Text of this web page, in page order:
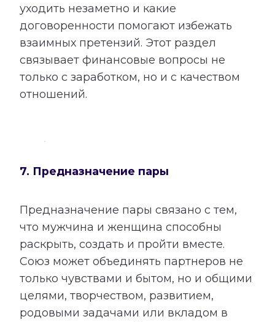
уходить незаметно и какие
договоренности помогают избежать
взаимных претензий. Этот раздел
связывает финансовые вопросы не
только с заработком, но и с качеством
отношений.
7. Предназначение пары
Предназначение пары связано с тем,
что мужчина и женщина способны
раскрыть, создать и пройти вместе.
Союз может объединять партнеров не
только чувствами и бытом, но и общими
целями, творчеством, развитием,
родовыми задачами или вкладом в